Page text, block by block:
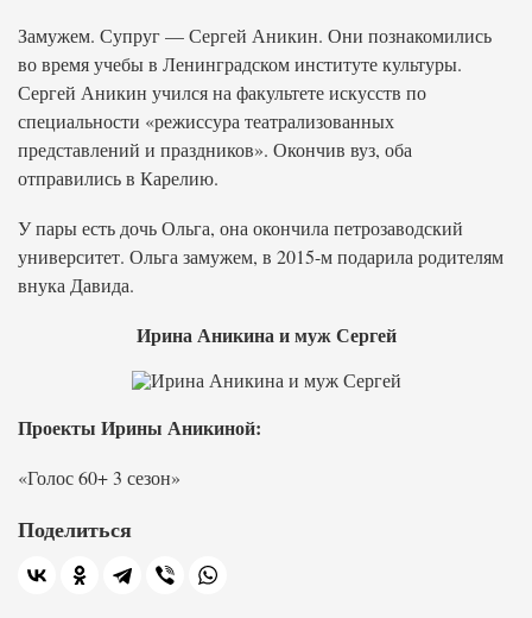
Замужем. Супруг — Сергей Аникин. Они познакомились
во время учебы в Ленинградском институте культуры.
Сергей Аникин учился на факультете искусств по
специальности «режиссура театрализованных
представлений и праздников». Окончив вуз, оба
отправились в Карелию.
У пары есть дочь Ольга, она окончила петрозаводский
университет. Ольга замужем, в 2015-м подарила родителям
внука Давида.
Ирина Аникина и муж Сергей
Проекты Ирины Аникиной:
«Голос 60+ 3 сезон»
Поделиться